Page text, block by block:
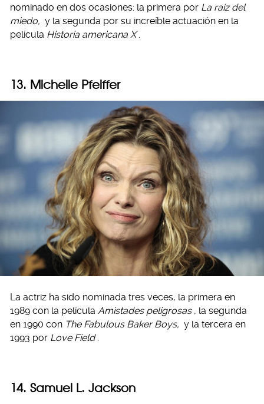
nominado en dos ocasiones: la primera por La raíz del
miedo, y la segunda por su increíble actuación en la
película Historia americana X
13. Michelle Pfeiffer
La actriz ha sido nominada tres veces, la primera en
1989 con la película Amistades peligrosas , la segunda
en 1990 con The Fabulous Baker Boys, y la tercera en
1993 por Love Field .
14. Samuel L. Jackson